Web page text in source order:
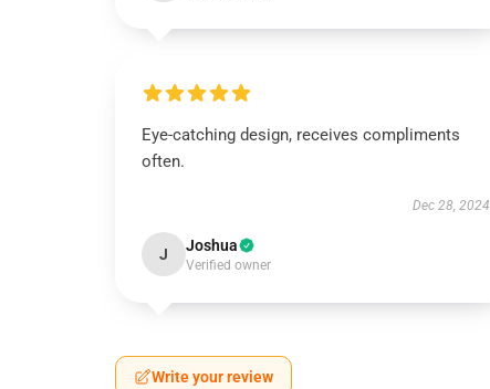
Eye-catching design, receives compliments
often.
Dec 28, 2024
J Joshua
Verified owner
Write your review